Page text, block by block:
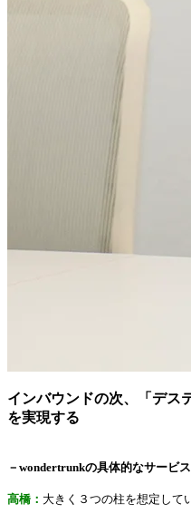
インバウンドの次、「デス
を実現する
－wondertrunkの具体的なサービ
高橋： 大きく３つの柱を想定して